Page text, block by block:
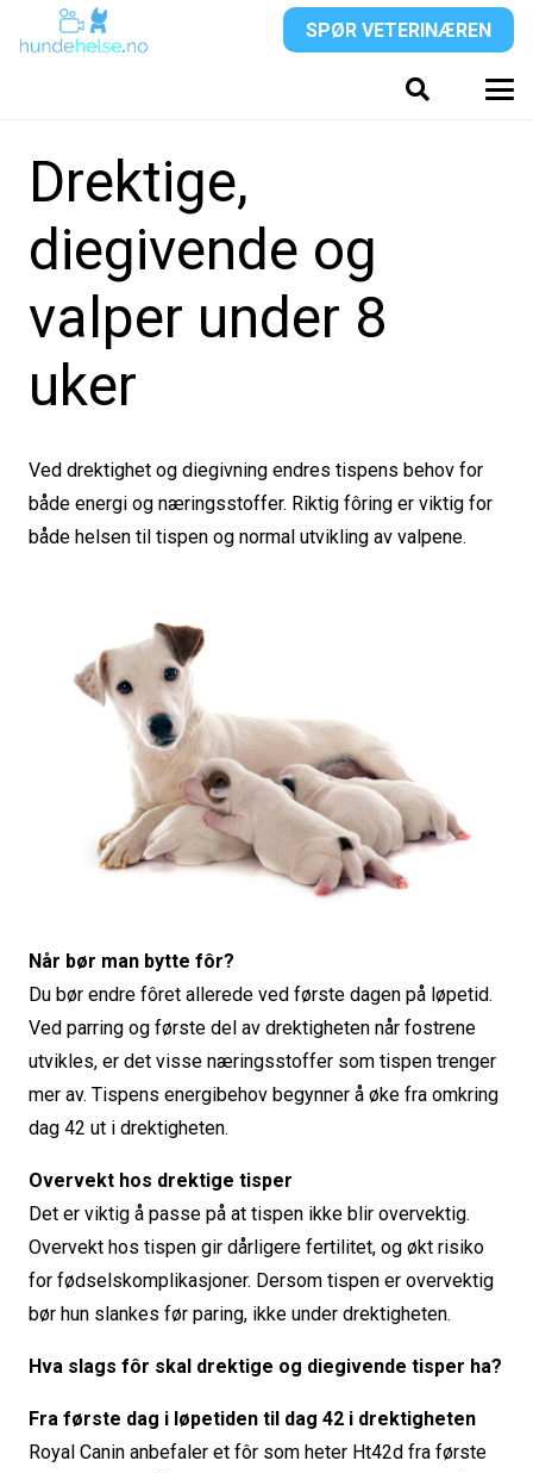
SPØR VETERINÆREN
Drektige,
diegivende og
valper under 8
uker
Ved drektighet og diegivning endres tispens behov for
både energi og næringsstoffer. Riktig fôring er viktig for
både helsen til tispen og normal utvikling av valpene.
Når bør man bytte fôr?
Du bør endre fôret allerede ved første dagen på løpetid.
Ved parring og første del av drektigheten når fostrene
utvikles, er det visse næringsstoffer som tispen trenger
mer av. Tispens energibehov begynner å øke fra omkring
dag 42 ut i drektigheten.
Overvekt hos drektige tisper
Det er viktig å passe på at tispen ikke blir overvektig.
Overvekt hos tispen gir dårligere fertilitet, og økt risiko
for fødselskomplikasjoner. Dersom tispen er overvektig
bør hun slankes før paring, ikke under drektigheten.
Hva slags fôr skal drektige og diegivende tisper ha?
Fra første dag i løpetiden til dag 42 i drektigheten
Royal Canin anbefaler et fôr som heter Ht42d fra første